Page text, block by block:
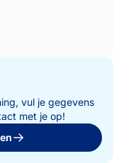
vul je gegevens
met je op!